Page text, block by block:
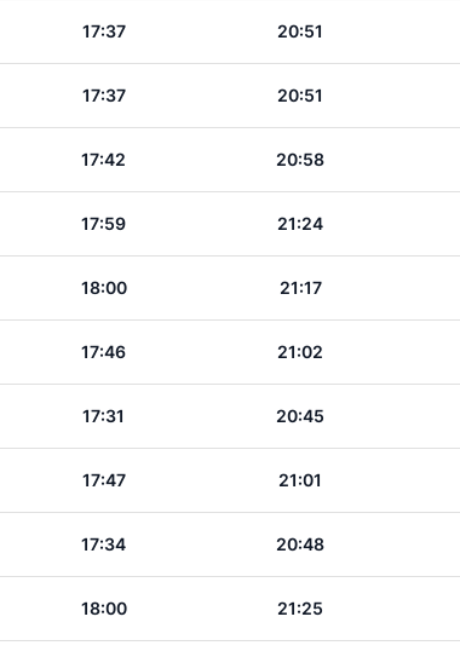
17:37 20:51
17:37 20:51
17:42 20:58
17:59 21:24
18:00 21:17
17:46 21:02
17:31 20:45
17:47 21:01
17:34 20:48
18:00 21:25